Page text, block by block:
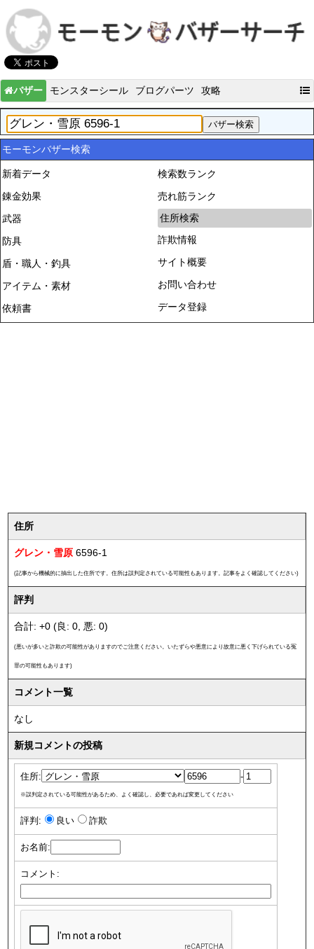
バザー モンスターシール ブログパーツ 攻略
モーモンバザー検索
新着データ
錬金効果
武器
防具
盾・職人・釣具
アイテム・素材
依頼書
検索数ランク
売れ筋ランク
住所検索
詐欺情報
サイト概要
お問い合わせ
データ登録
住所
グレン・雪原 6596-1
(記事から機械的に抽出した住所です。住所は誤判定されている可能性もあります。記事をよく確認してください)
評判
合計: +0 (良: 0, 悪: 0)
(悪いが多いと詐欺の可能性がありますのでご注意ください。いたずらや悪意により故意に悪く下げられている冤
罪の可能性もあります)
コメント一覧
なし
新規コメントの投稿
住所: -
※誤判定されている可能性があるため、よく確認し、必要であれば変更してください
評判: 良い 詐欺
お名前:
コメント: